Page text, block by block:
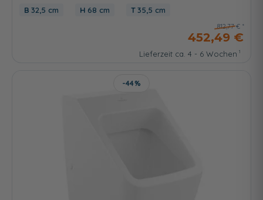
32,5 cm 68 cm 35,5 cm
812,77 €
452,49 €
Lieferzeit ca. 4 - 6 Wochen
-44%